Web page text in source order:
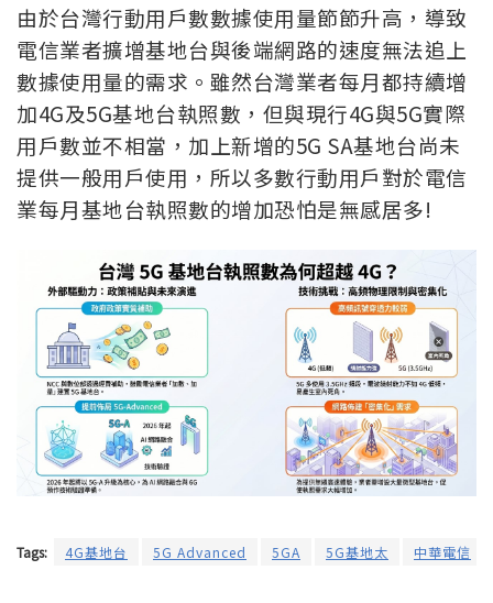
由於台灣行動用戶數數據使用量節節升高，導致
電信業者擴增基地台與後端網路的速度無法追上
數據使用量的需求。雖然台灣業者每月都持續增
加4G及5G基地台執照數，但與現行4G與5G實際
用戶數並不相當，加上新增的5G SA基地台尚未
提供一般用戶使用，所以多數行動用戶對於電信
業每月基地台執照數的增加恐怕是無感居多!
Tags: 4G基地台 5G Advanced 5GA 5G基地太 中華電信